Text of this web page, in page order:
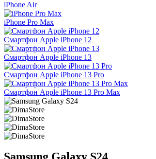
iPhone Air
iPhone Pro Max
Смартфон Apple iPhone 12
Смартфон Apple iPhone 13
Смартфон Apple iPhone 13 Pro
Смартфон Apple iPhone 13 Pro Max